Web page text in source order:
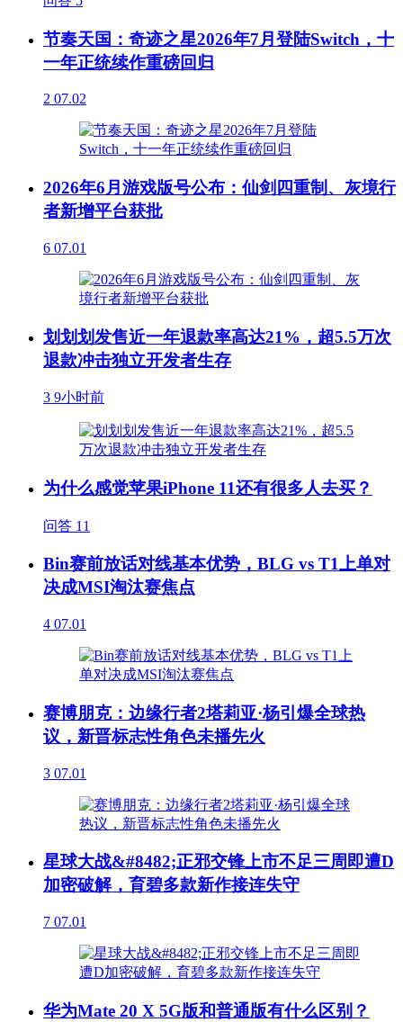
节奏天国：奇迹之星2026年7月登陆Switch，十
一年正统续作重磅回归
2 07.02
2026年6月游戏版号公布：仙剑四重制、灰境行
者新增平台获批
6 07.01
划划划发售近一年退款率高达21%，超5.5万次
退款冲击独立开发者生存
3 9小时前
为什么感觉苹果iPhone 11还有很多人去买？
问答 11
Bin赛前放话对线基本优势，BLG vs T1上单对
决成MSI淘汰赛焦点
4 07.01
赛博朋克：边缘行者2塔莉亚·杨引爆全球热
议，新晋标志性角色未播先火
3 07.01
星球大战&#8482;正邪交锋上市不足三周即遭D
加密破解，育碧多款新作接连失守
7 07.01
华为Mate 20 X 5G版和普通版有什么区别？